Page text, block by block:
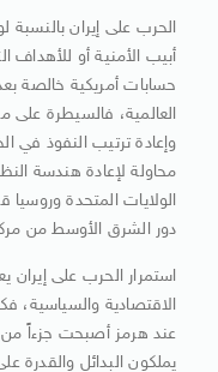
الحرب على إيران
أبيب الأمنية أو للأهداف
حسابات أمريكية خالصة
العالمية، فالسيطرة
وإعادة ترتيب النفوذ في
محاولة لإعادة هندسة
الولايات المتحدة وروسيا
دور الشرق الأوسط من
استمرار الحرب على إيران
الاقتصادية والسياسية،
عند هرمز أصبحت جزءاً من
يملكون البدائل والقدرة